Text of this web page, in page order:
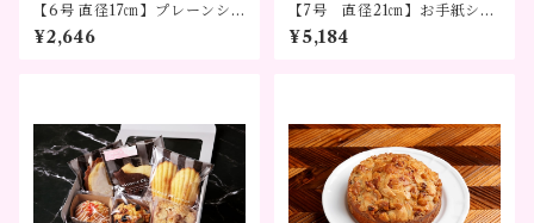
【6号 直径17㎝】プレーンシ
フォンケーキ（デコレーショ
ンなし）
¥2,646
【7号 直径21㎝】お手紙シフ
ォンケーキ シーズンデザイ
ン～メッセージを添えて贈る
¥5,184